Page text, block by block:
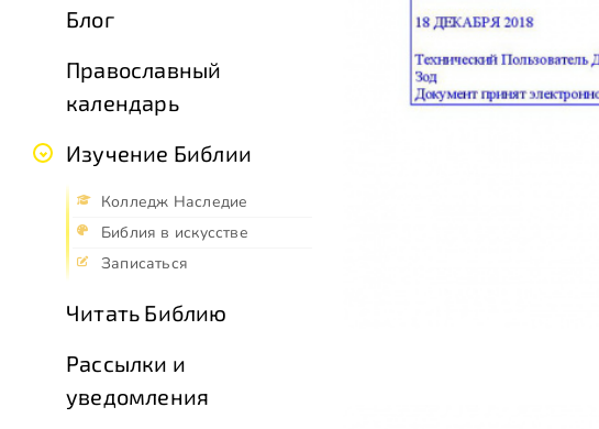
Блог
Православный
календарь
Изучение Библии
Колледж Наследие
Библия в искусстве
Записаться
Читать Библию
Рассылки и
уведомления